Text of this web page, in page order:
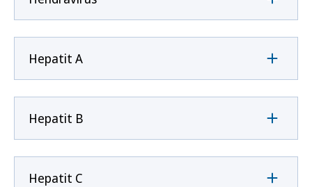
Hepatit A
Hepatit B
Hepatit C